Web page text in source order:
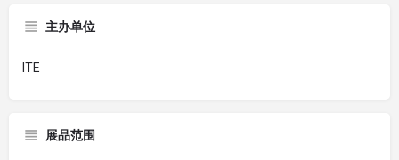
主办单位
ITE
展品范围